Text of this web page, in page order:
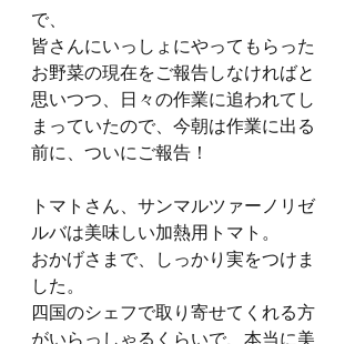
で、
皆さんにいっしょにやってもらった
お野菜の現在をご報告しなければと
思いつつ、日々の作業に追われてし
まっていたので、今朝は作業に出る
前に、ついにご報告！
トマトさん、サンマルツァーノリゼ
ルバは美味しい加熱用トマト。
おかげさまで、しっかり実をつけま
した。
四国のシェフで取り寄せてくれる方